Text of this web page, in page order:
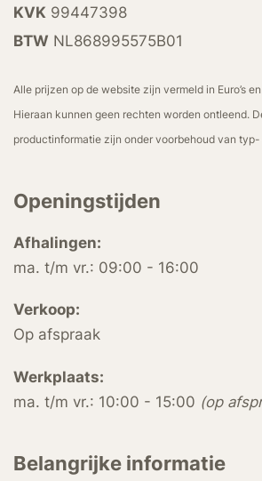
KVK 99447398
BTW NL868995575B01
Alle prijzen op de website zijn vermeld in Euro’s
Hieraan kunnen geen rechten worden ontleend.
productinformatie zijn onder voorbehoud van
Openingstijden
Afhalingen:
ma. t/m vr.: 09:00 - 16:00
Verkoop:
Op afspraak
Werkplaats:
ma. t/m vr.: 10:00 - 15:00 (op
Belangrijke informatie